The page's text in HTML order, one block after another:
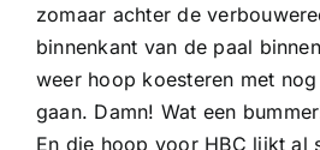
zomaar achter de
binnenkant van de paal
weer hoop koesteren met
gaan. Damn! Wat een
En die hoop voor HBC lijkt al